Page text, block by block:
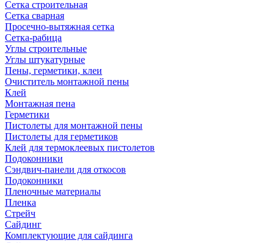
Сетка строительная
Сетка сварная
Просечно-вытяжная сетка
Сетка-рабица
Углы строительные
Углы штукатурные
Пены, герметики, клеи
Очиститель монтажной пены
Клей
Монтажная пена
Герметики
Пистолеты для монтажной пены
Пистолеты для герметиков
Клей для термоклеевых пистолетов
Подоконники
Сэндвич-панели для откосов
Подоконники
Пленочные материалы
Пленка
Стрейч
Сайдинг
Комплектующие для сайдинга